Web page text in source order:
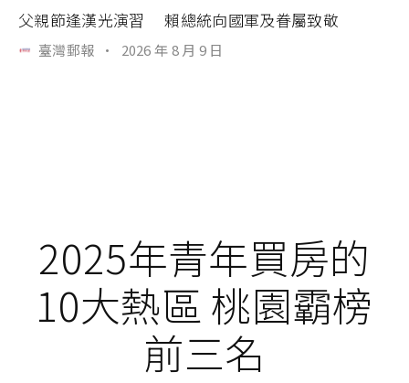
父親節逢漢光演習 賴總統向國軍及眷屬致敬
臺灣郵報 · 2026 年 8 月 9 日
2025年青年買房的
10大熱區 桃園霸榜
前三名